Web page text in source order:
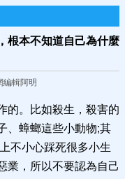
根本不知道自己為什麼
編輯阿明
的。比如殺生，殺害的
、蟑螂這些小動物;其
不小心踩死很多小生
業，所以不要認為自己